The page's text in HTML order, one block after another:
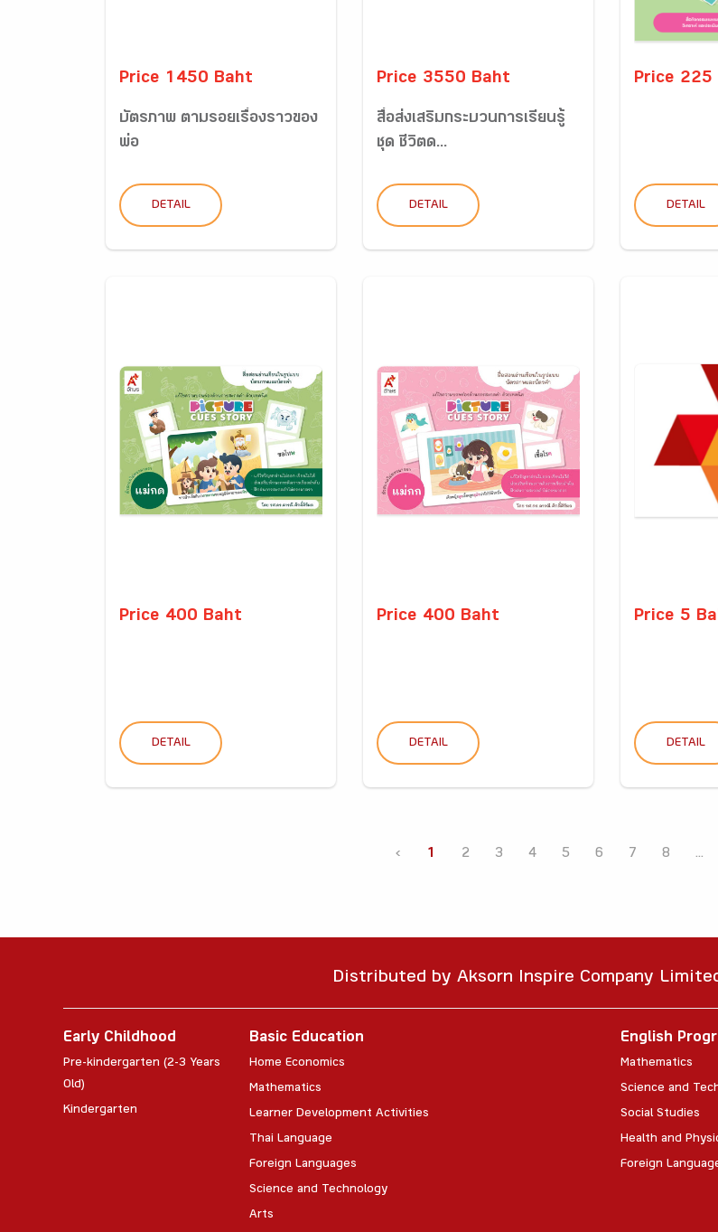
Price 1450 Baht
บัตรภาพ ตามรอยเรื่องราวของ
พ่อ
DETAIL
Price 3550 Baht
สื่อส่งเสริมกระบวนการเรียนรู้
ชุด ชีวิตด...
DETAIL
Price 225
DETAIL
Price 400 Baht
DETAIL
Price 400 Baht
DETAIL
Price 5
DETAIL
‹ 1 2 3 4 5 6 7 8 ...
Distributed by Aksorn Inspire Company
Early Childhood
Pre-kindergarten (2-3 Years
Old)
Kindergarten
Basic Education
Home Economics
Mathematics
Learner Development Activities
Thai Language
Foreign Languages
Science and Technology
Arts
English
Mathematics
Science and
Social Studies
Health and
Foreign